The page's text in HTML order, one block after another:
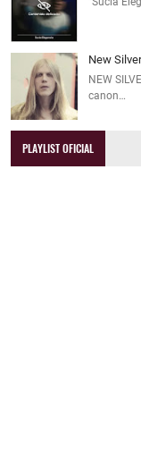
New
NEW
canon…
PLAYLIST OFICIAL